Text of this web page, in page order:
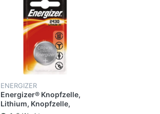
ENERGIZER
Energizer® Knopfzelle,
Lithium, Knopfzelle,